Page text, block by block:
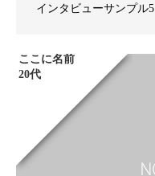
インタビューサンプル5
ここに名前
20代